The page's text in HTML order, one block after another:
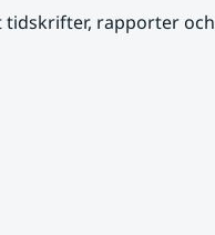
tidskrifter, rapporter och